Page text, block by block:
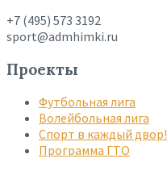
+7 (495) 573 3192
sport@admhimki.ru
Проекты
Футбольная лига
Волейбольная лига
Спорт в каждый двор!
Программа ГТО